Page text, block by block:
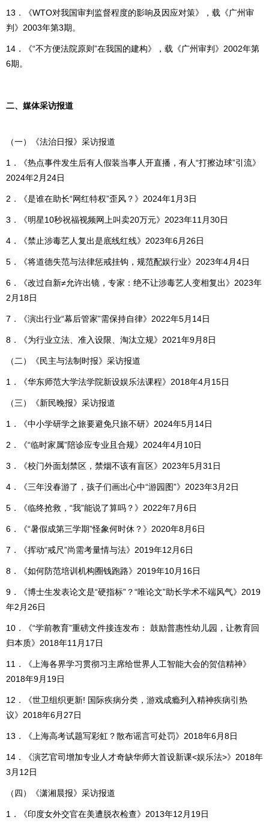
13．《WTO对我国审判监督程度的影响及因应对策》，载《广州审
判》2003年第3期。
14．《“不方便法院原则”在我国的建构》，载《广州审判》2002年第
6期。
二、媒体采访报道
（一）《法治日报》采访报道
1．《热点事件发生后有人假装当事人开直播，有人“打擦边球”引流》
2024年2月24日
2．《是谁在助长“网红特权”歪风？》2024年1月3日
3．《明星10秒祝福视频网上叫卖20万元》2023年11月30日
4．《禁止涉毒艺人复出是底线红线》2023年6月26日
5．《将道德失范与法律惩戒挂钩，规范配娱行业》2023年4月4日
6．《改过自新≠允许出镜，专家：绝不让涉毒艺人变相复出》2023年
2月18日
7．《演出行业“幕后管家”需保持自律》2022年5月14日
8．《为行业立法、准入设限、淘汰立规》2021年9月8日
（二）《民主与法制时报》采访报道
1．《华东师范大学法学院新设娱乐法课程》2018年4月15日
（三）《新民晚报》采访报道
1．《中小学研学之旅要避免只旅不研》2024年5月14日
2．《“临时家属”陪诊应专业且合规》2024年4月10日
3．《校门外面划禁区，禁烟不该有盲区》2023年5月31日
4．《三年没春游了，孩子们画出心中“游园图”》2023年3月2日
5．《临终抢救，“我”能说了算吗？》2022年7月6日
6．《“暑假成第三学期”怪象何时休？》2020年8月6日
7．《挥动“戒尺”尚需考量情与法》2019年12月6日
8．《如何防范培训机构圈钱跑路》2019年10月16日
9．《博士生发表论文是“硬指标”？“唯论文”助长学术不端风气》2019
年2月26日
10．《“学前教育”重磅文件接连发布： 鼓励普惠性幼儿园，让教育回
归本质》2018年11月17日
11．《上海各界学习贯彻习主席给世界人工智能大会的贺信精神》
2018年9月19日
12．《世卫组织更新! 国际疾病分类，游戏成瘾列入精神疾病引热
议》2018年6月27日
13．《上海高考试题写彩虹？散布谣言可处罚》2018年6月8日
14．《演艺官司增加专业人才奇缺华师大首设新课<娱乐法>》2018年
3月12日
（四）《潇湘晨报》采访报道
1．《印度女外交官在美遭脱衣检查》2013年12月19日